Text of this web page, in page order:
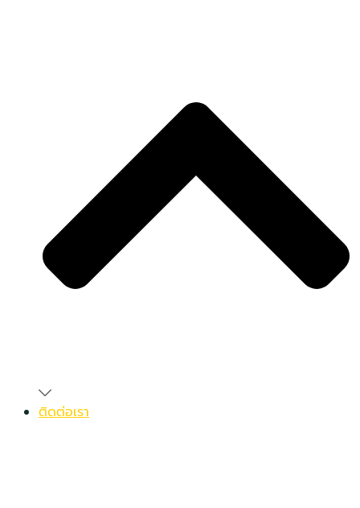
ติดต่อเรา